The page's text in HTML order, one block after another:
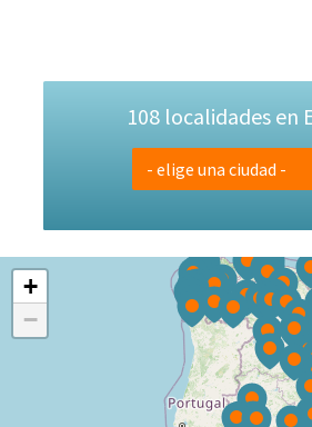
108 localidades en
- elige una ciudad -
+
−